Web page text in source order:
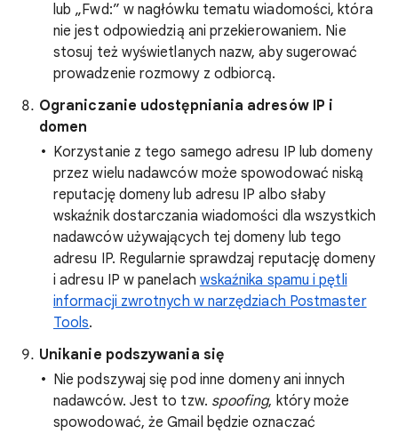
lub „Fwd:” w nagłówku tematu wiadomości, która
nie jest odpowiedzią ani przekierowaniem. Nie
stosuj też wyświetlanych nazw, aby sugerować
prowadzenie rozmowy z odbiorcą.
Ograniczanie udostępniania adresów IP i
domen
Korzystanie z tego samego adresu IP lub domeny
przez wielu nadawców może spowodować niską
reputację domeny lub adresu IP albo słaby
wskaźnik dostarczania wiadomości dla wszystkich
nadawców używających tej domeny lub tego
adresu IP. Regularnie sprawdzaj reputację domeny
i adresu IP w panelach wskaźnika spamu i pętli
informacji zwrotnych w narzędziach Postmaster
Tools.
Unikanie podszywania się
Nie podszywaj się pod inne domeny ani innych
nadawców. Jest to tzw. spoofing, który może
spowodować, że Gmail będzie oznaczać